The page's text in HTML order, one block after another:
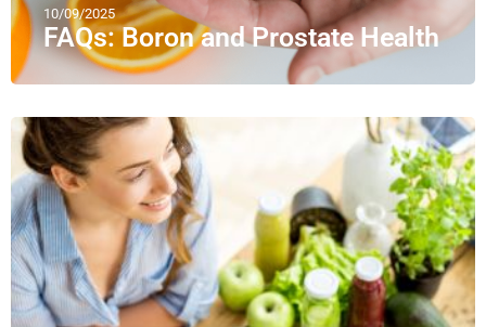
10/09/2025
FAQs: Boron and Prostate Health